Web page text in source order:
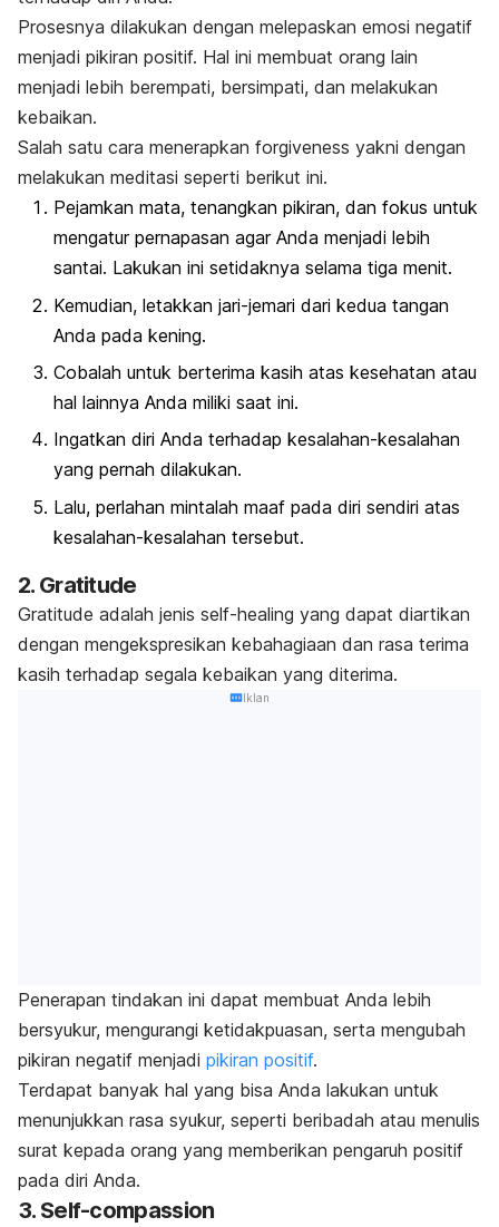
Prosesnya dilakukan dengan melepaskan emosi negatif
menjadi pikiran positif. Hal ini membuat orang lain
menjadi lebih berempati, bersimpati, dan melakukan
kebaikan.
Salah satu cara menerapkan forgiveness yakni dengan
melakukan meditasi seperti berikut ini.
Pejamkan mata, tenangkan pikiran, dan fokus untuk
mengatur pernapasan agar Anda menjadi lebih
santai. Lakukan ini setidaknya selama tiga menit.
Kemudian, letakkan jari-jemari dari kedua tangan
Anda pada kening.
Cobalah untuk berterima kasih atas kesehatan atau
hal lainnya Anda miliki saat ini.
Ingatkan diri Anda terhadap kesalahan-kesalahan
yang pernah dilakukan.
Lalu, perlahan mintalah maaf pada diri sendiri atas
kesalahan-kesalahan tersebut.
2. Gratitude
Gratitude adalah jenis self-healing yang dapat diartikan
dengan mengekspresikan kebahagiaan dan rasa terima
kasih terhadap segala kebaikan yang diterima.
Iklan
Penerapan tindakan ini dapat membuat Anda lebih
bersyukur, mengurangi ketidakpuasan, serta mengubah
pikiran negatif menjadi pikiran positif.
Terdapat banyak hal yang bisa Anda lakukan untuk
menunjukkan rasa syukur, seperti beribadah atau menulis
surat kepada orang yang memberikan pengaruh positif
pada diri Anda.
3. Self-compassion